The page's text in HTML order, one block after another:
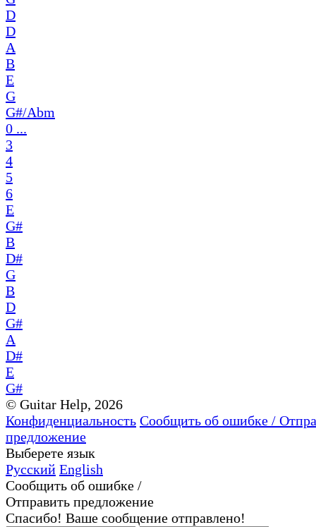
D
D
A
B
E
G
G#/Abm
0 ...
3
4
5
6
E
G#
B
D#
G
B
D
G#
A
D#
E
G#
© Guitar Help, 2026
Конфиденциальность Сообщить об ошибке /
предложение
Выберете язык
Русский English
Сообщить об ошибке /
Отправить предложение
Спасибо! Ваше сообщение отправлено!